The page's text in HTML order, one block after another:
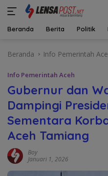
Beranda Berita Politik
Beranda Info Pemerintah
Info Pemerintah Aceh
Gubernur dan
Dampingi
Sementara
Aceh Tamiang
Boy
Januari 1, 2026